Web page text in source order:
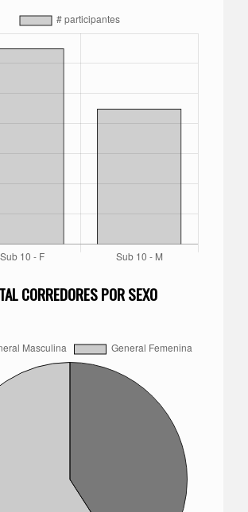
CORREDORES POR SEXO